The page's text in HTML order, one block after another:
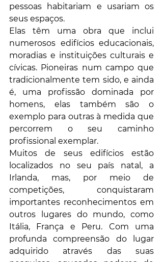
pessoas habitariam e usariam os
seus espaços.
Elas têm uma obra que inclui
numerosos edifícios educacionais,
moradias e instituições culturais e
cívicas. Pioneiras num campo que
tradicionalmente tem sido, e ainda
é, uma profissão dominada por
homens, elas também são o
exemplo para outras à medida que
percorrem o seu caminho
profissional exemplar.
Muitos de seus edifícios estão
localizados no seu país natal, a
Irlanda, mas, por meio de
competições, conquistaram
importantes reconhecimentos em
outros lugares do mundo, como
Itália, França e Peru. Com uma
profunda compreensão do lugar
adquirido através das suas